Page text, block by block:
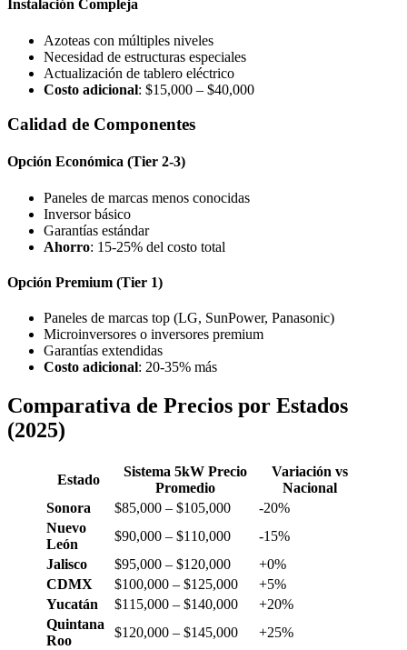
Instalación Compleja
Azoteas con múltiples niveles
Necesidad de estructuras especiales
Actualización de tablero eléctrico
Costo adicional: $15,000 – $40,000
Calidad de Componentes
Opción Económica (Tier 2-3)
Paneles de marcas menos conocidas
Inversor básico
Garantías estándar
Ahorro: 15-25% del costo total
Opción Premium (Tier 1)
Paneles de marcas top (LG, SunPower, Panasonic)
Microinversores o inversores premium
Garantías extendidas
Costo adicional: 20-35% más
Comparativa de Precios por Estados
(2025)
Estado
Sistema 5kW Precio
Promedio
Variación vs
Nacional
Sonora
$85,000 – $105,000
-20%
Nuevo
León
$90,000 – $110,000
-15%
Jalisco
$95,000 – $120,000
+0%
CDMX
$100,000 – $125,000
+5%
Yucatán
$115,000 – $140,000
+20%
Quintana
Roo
$120,000 – $145,000 +25%